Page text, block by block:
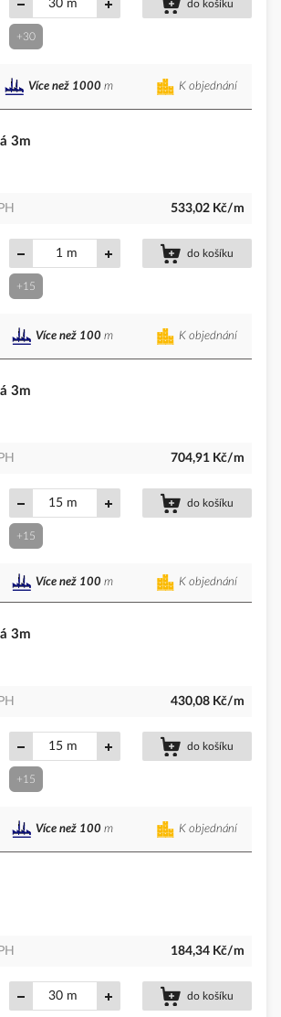
m do košíku
+30
K objednání
Více než 1000 m
3m
533,02 Kč/m
m do košíku
+15
K objednání
Více než 100 m
3m
704,91 Kč/m
m do košíku
+15
K objednání
Více než 100 m
3m
430,08 Kč/m
m do košíku
+15
K objednání
Více než 100 m
184,34 Kč/m
m do košíku